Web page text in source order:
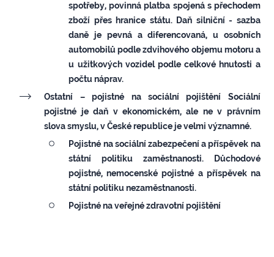
spotřeby, povinná platba spojená s přechodem
zboží přes hranice státu. Daň silniční - sazba
daně je pevná a diferencovaná, u osobních
automobilů podle zdvihového objemu motoru a
u užitkových vozidel podle celkové hnutosti a
počtu náprav.
Ostatní – pojistné na sociální pojištění Sociální
pojistné je daň v ekonomickém, ale ne v právním
slova smyslu, v České republice je velmi významné.
Pojistné na sociální zabezpečení a příspěvek na
státní politiku zaměstnanosti.
Důchodové
pojistné, nemocenské pojistné a příspěvek na
státní politiku nezaměstnanosti.
Pojistné na veřejné zdravotní pojištění